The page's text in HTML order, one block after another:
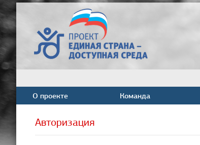
О проекте Команда
Авторизация